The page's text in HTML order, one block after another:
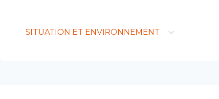
SITUATION ET ENVIRONNEMENT